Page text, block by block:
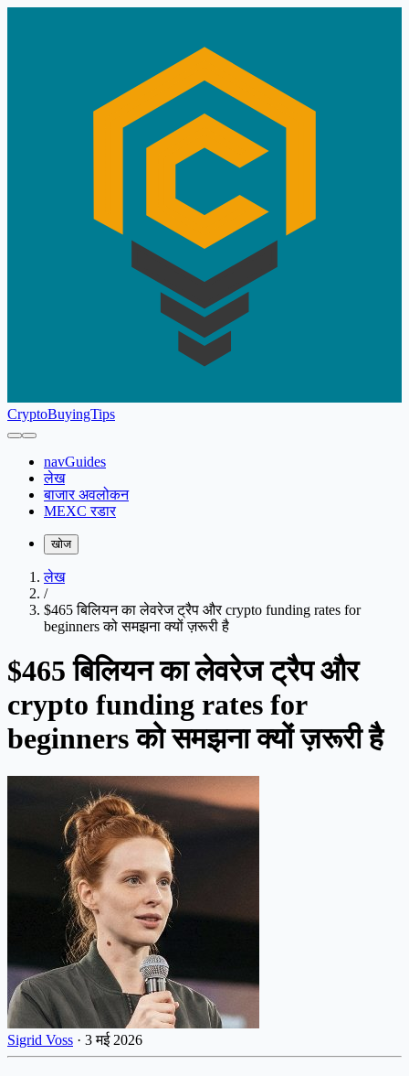
CryptoBuyingTips
navGuides
लेख
बाजार अवलोकन
MEXC रडार
खोज
लेख
/
$465 बिलियन का लेवरेज ट्रैप और crypto funding rates for
beginners को समझना क्यों ज़रूरी है
$465 बिलियन का लेवरेज ट्रैप और
crypto funding rates for
beginners को समझना क्यों ज़रूरी है
Sigrid Voss · 3 मई 2026